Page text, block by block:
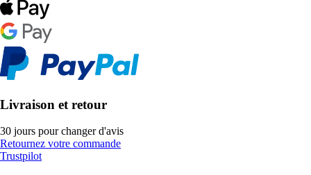
Livraison et retour
30 jours pour changer d'avis
Retournez votre commande
Trustpilot